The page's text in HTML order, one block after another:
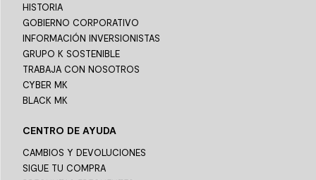
HISTORIA
GOBIERNO CORPORATIVO
INFORMACIÓN INVERSIONISTAS
GRUPO K SOSTENIBLE
TRABAJA CON NOSOTROS
CYBER MK
BLACK MK
CENTRO DE AYUDA
CAMBIOS Y DEVOLUCIONES
SIGUE TU COMPRA